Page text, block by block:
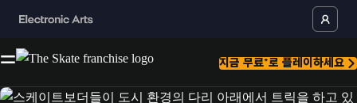
지금 무료*로 플레이하세요